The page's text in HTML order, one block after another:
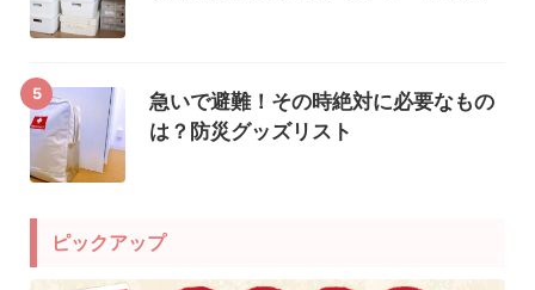
5
急いで避難！その時絶対に必要なもの
は？防災グッズリスト
ピックアップ